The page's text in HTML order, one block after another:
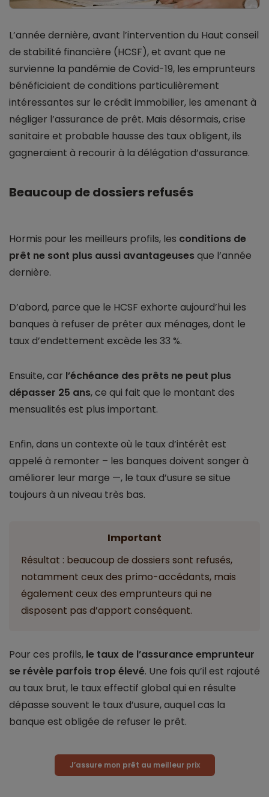
L’année dernière, avant l’intervention du Haut conseil
de stabilité financière (HCSF), et avant que ne
survienne la pandémie de Covid-19, les emprunteurs
bénéficiaient de conditions particulièrement
intéressantes sur le crédit immobilier, les amenant à
négliger l’assurance de prêt. Mais désormais, crise
sanitaire et probable hausse des taux obligent, ils
gagneraient à recourir à la délégation d’assurance.
Beaucoup de dossiers refusés
Hormis pour les meilleurs profils, les conditions de
prêt ne sont plus aussi avantageusesque l’année
dernière.
D’abord, parce que le HCSF exhorte aujourd’hui les
banques à refuser de prêter aux ménages, dont le
taux d’endettement excède les 33 %.
Ensuite, car l’échéance des prêts ne peut plus
dépasser 25 ans, ce qui fait que le montant des
mensualités est plus important.
Enfin, dans un contexte où le taux d’intérêt est
appelé à remonter – les banques doivent songer à
améliorer leur marge —, le taux d’usure se situe
toujours à un niveau très bas.
Important
Résultat : beaucoup de dossiers sont refusés,
notamment ceux des primo-accédants, mais
également ceux des emprunteurs qui ne
disposent pas d’apport conséquent.
Pour ces profils, le taux de l’assurance emprunteur
se révèle parfois trop élevé. Une fois qu’il est rajouté
au taux brut, le taux effectif global qui en résulte
dépasse souvent le taux d’usure, auquel cas la
banque est obligée de refuser le prêt.
J’assure mon prêt au meilleur prix